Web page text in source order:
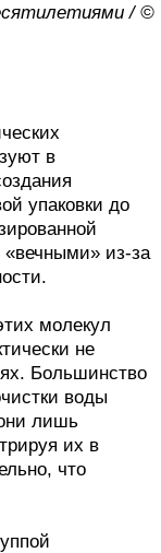
/ ©
в
упаковки до
из-за
молекул
не
Большинство
воды
лишь
их в
что